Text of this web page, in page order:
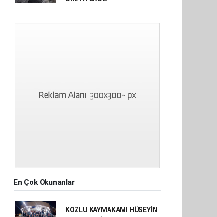
En Çok Okunanlar
KOZLU KAYMAKAMI HÜSEYİN